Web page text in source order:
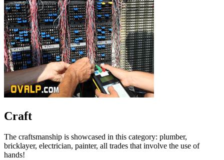
Craft
The craftsmanship is showcased in this category: plumber,
bricklayer, electrician, painter, all trades that involve the use of
hands!